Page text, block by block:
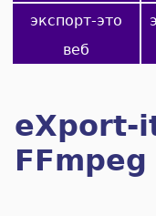
экспорт-это
веб
eXport-
FFmpeg